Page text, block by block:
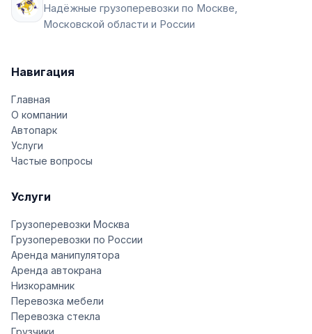
Надёжные грузоперевозки по Москве,
Московской области и России
Навигация
Главная
О компании
Автопарк
Услуги
Частые вопросы
Услуги
Грузоперевозки Москва
Грузоперевозки по России
Аренда манипулятора
Аренда автокрана
Низкорамник
Перевозка мебели
Перевозка стекла